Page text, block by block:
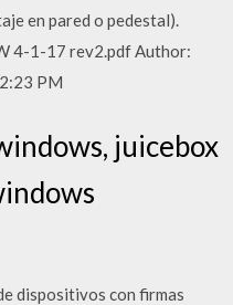
en pared o pedestal).
4-1-17 rev2.pdf Author:
PM
juicebox
dispositivos con firmas